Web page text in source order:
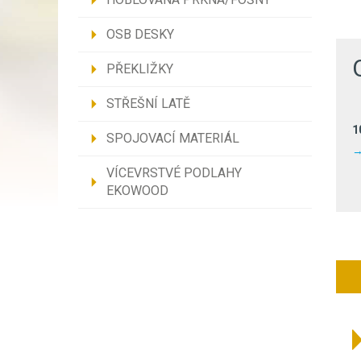
OSB DESKY
PŘEKLIŽKY
STŘEŠNÍ LATĚ
SPOJOVACÍ MATERIÁL
VÍCEVRSTVÉ PODLAHY
EKOWOOD